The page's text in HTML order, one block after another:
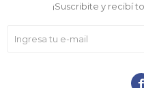
¡Suscribite y recibí
